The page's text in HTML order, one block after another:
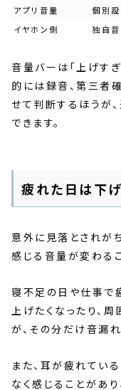
アプリ音量
個別
イヤホン側
独自
音量バーは「上げす
的には録音、第三者
せて判断するほうが
できます。
疲れた日は下
意外に見落とされが
感じる音量が変わるこ
寝不足の日や仕事で
上げたくなったり、
が、その分だけ音漏
また、耳が疲れてい
なく感じることがあ